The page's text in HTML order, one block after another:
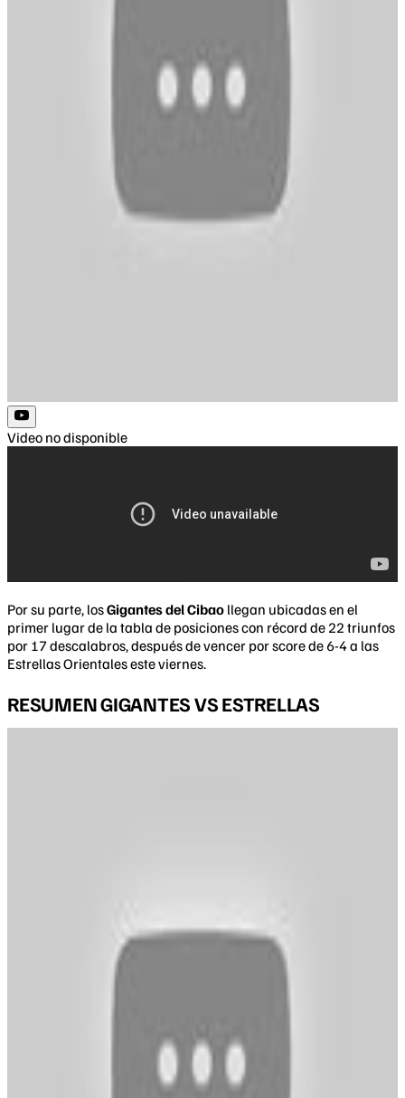
Video no disponible
​Por su parte, losGigantes del Cibao llegan ubicadas en el
primer lugar de la tabla de posiciones con récord de 22 triunfos
por 17 descalabros, después de vencer por score de 6-4 a las
Estrellas Orientales este viernes.
RESUMEN GIGANTES VS ESTRELLAS